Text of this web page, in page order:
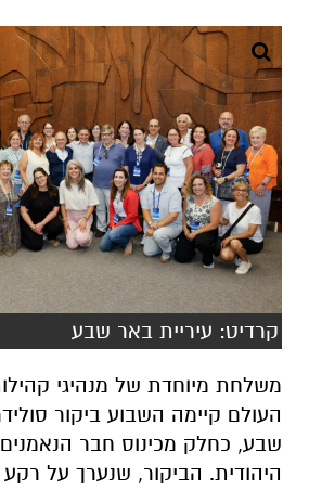
קרדיט: עיריית באר שבע
משלחת מיוחדת של מנהיגי
העולם קיימה השבוע ביקור
שבע, כחלק מכינוס חבר הנאמנים
המורכבת, מהווה ביטוי נוסף
שבין יהדות התפוצות לבין
ולמחויבות המשותפת להעמקת